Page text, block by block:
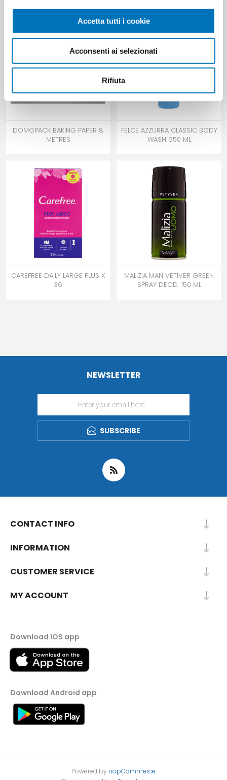
Accetta tutti i cookie
Acconsenti ai selezionati
Rifiuta
DOMOPACK BAKING PAPER 8
METRES
FELCE AZZURRA CLASSIC BODY
WASH 650 ML
CAREFREE DAILY LARGE PLUS X
36
MALIZIA MAN VETIVER GREEN
SPRAY DEOD. 150 ML
NEWSLETTER
SUBSCRIBE
CONTACT INFO
INFORMATION
CUSTOMER SERVICE
MY ACCOUNT
Download IOS app
Download Android app
Powered by nopCommerce